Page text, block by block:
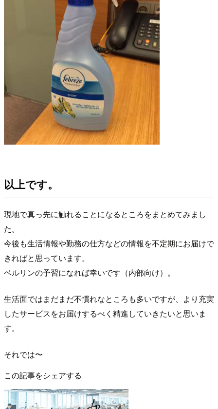
以上です。
現地で真っ先に触れることになるところをまとめてみまし
た。
今後も生活情報や勤務の仕方などの情報を不定期にお届けで
きればと思っています。
ベルリンの予習になれば幸いです（内部向け）。
生活面ではまだまだ不慣れなところも多いですが、より充実
したサービスをお届けするべく精進していきたいと思いま
す。
それでは〜
この記事をシェアする